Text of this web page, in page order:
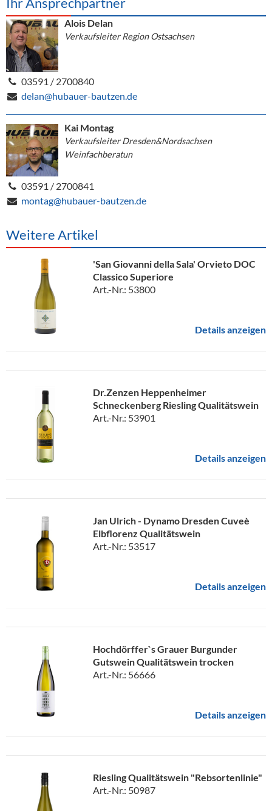
Alois Delan
Verkaufsleiter Region Ostsachsen
03591 / 2700840
delan@hubauer-bautzen.de
Kai Montag
Verkaufsleiter Dresden&Nordsachsen
Weinfachberatun
03591 / 2700841
montag@hubauer-bautzen.de
Weitere Artikel
'San Giovanni della Sala' Orvieto DOC
Classico Superiore
Art.-Nr.: 53800
Details anzeigen
Dr.Zenzen Heppenheimer
Schneckenberg Riesling Qualitätswein
Art.-Nr.: 53901
Details anzeigen
Jan Ulrich - Dynamo Dresden Cuveè
Elbflorenz Qualitätswein
Art.-Nr.: 53517
Details anzeigen
Hochdörffer`s Grauer Burgunder
Gutswein Qualitätswein trocken
Art.-Nr.: 56666
Details anzeigen
Riesling Qualitätswein "Rebsortenlinie"
Art.-Nr.: 50987